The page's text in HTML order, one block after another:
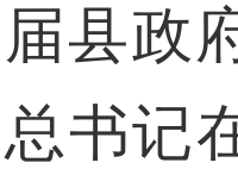
县政
书记